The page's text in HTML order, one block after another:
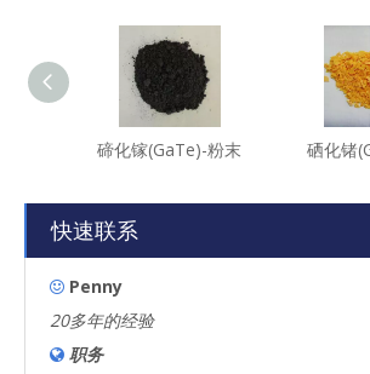
碲化镓(GaTe)-粉末 硒化锗
快速联系
 Penny
20多年的经验
 职务